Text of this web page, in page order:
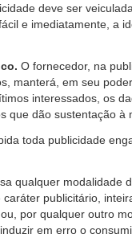
deve ser
e imediatamente, a
O fornecedor, na
manterá, em seu
interessados, os
que dão sustentação à
toda publicidade
qualquer modalidade
publicitário,
por qualquer outro
em erro o